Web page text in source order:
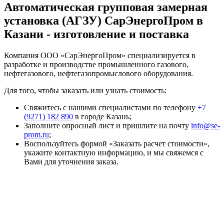
Автоматическая групповая замерная
установка (АГЗУ) СарЭнергоПром в
Казани - изготовление и поставка
Компания ООО «СарЭнергоПром» специализируется в
разработке и производстве промышленного газового,
нефтегазового, нефтегазопромыслового оборудования.
Для того, чтобы заказать или узнать стоимость:
Свяжитесь с нашими специалистами по телефону +7
(9271) 182 890 в городе Казань;
Заполните опросный лист и пришлите на почту info@se-
prom.ru;
Воспользуйтесь формой «Заказать расчет стоимости»,
укажите контактную информацию, и мы свяжемся с
Вами для уточнения заказа.